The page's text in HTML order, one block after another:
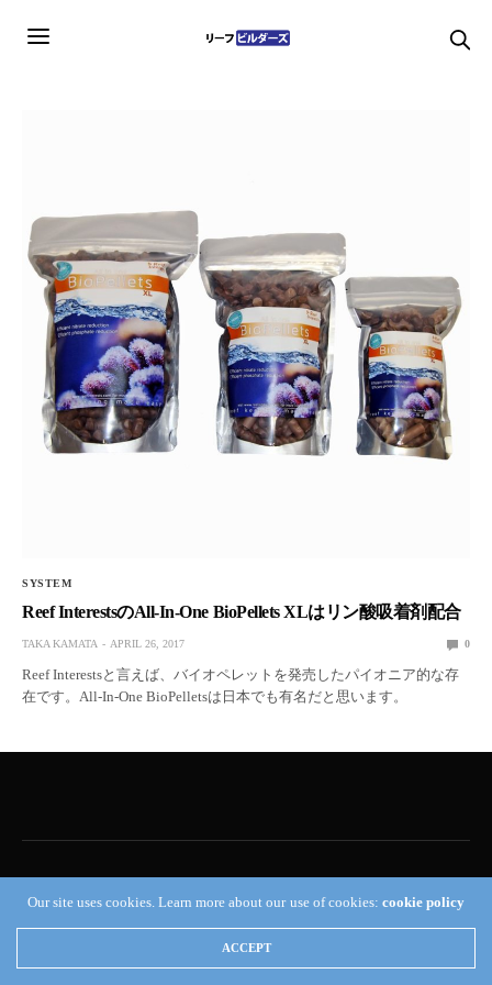
SYSTEM
Reef InterestsのAll-In-One BioPellets XLはリン酸吸着剤配合
TAKA KAMATA APRIL 26, 2017 0
Reef Interestsと言えば、バイオペレットを発売したパイオニア的な存
在です。All-In-One BioPelletsは日本でも有名だと思います。
Reef Builders
Our site uses cookies. Learn more about our use of cookies: cookie policy
ACCEPT